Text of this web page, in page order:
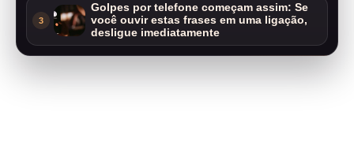
3
Golpes por telefone começam assim: Se
você ouvir estas frases em uma ligação,
desligue imediatamente